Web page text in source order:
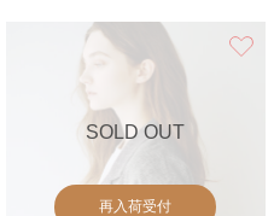
SOLD OUT
再入荷受付